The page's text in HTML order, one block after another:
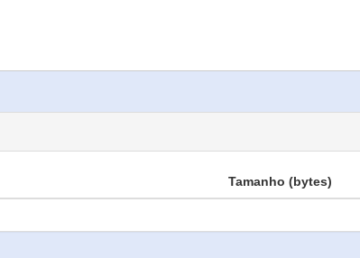
Tamanho (bytes)